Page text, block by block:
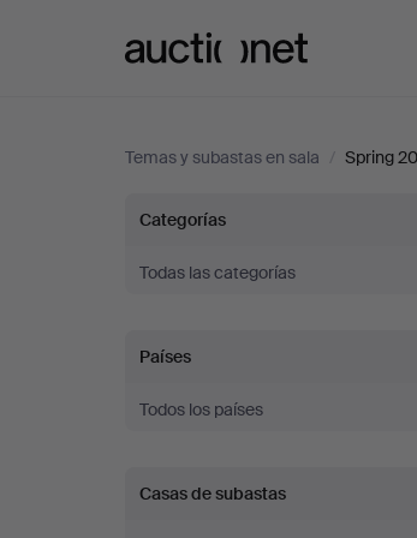
Temas y subastas en sala / Spring
Spring
20th
Century
Art
Design
Categorías
Todas las categorías
Países
Todos los países
Casas de subastas